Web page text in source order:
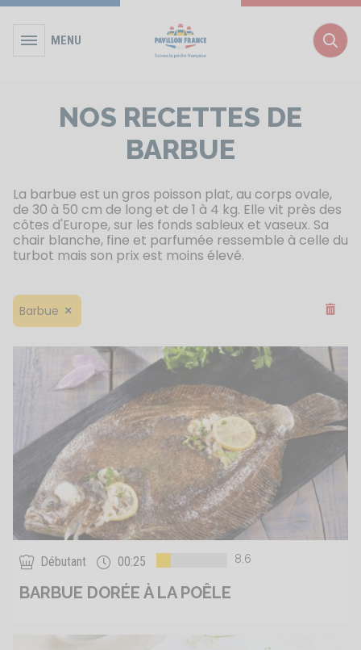
MENU
NOS RECETTES DE
BARBUE
La barbue est un gros poisson plat, au corps ovale,
de 30 à 50 cm de long et de 1 à 4 kg. Elle vit près des
côtes d'Europe, sur les fonds sableux et vaseux. Sa
chair blanche, fine et parfumée ressemble à celle du
turbot mais son prix est moins élevé.
Barbue
Débutant 00:25 8.6
BARBUE DORÉE À LA POÊLE